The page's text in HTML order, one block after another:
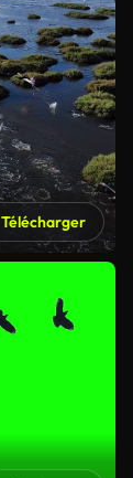
Télécharger